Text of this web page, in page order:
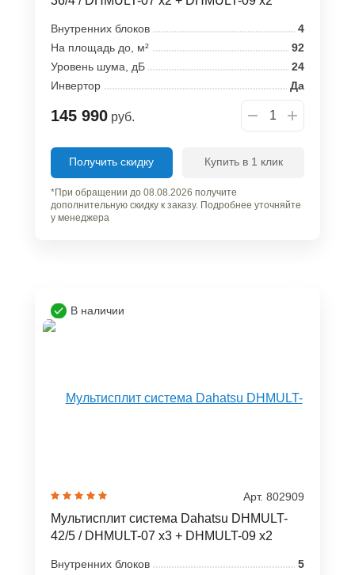
Внутренних блоков
4
На площадь до, м²
92
Уровень шума, дБ
24
Инвертор
Да
145 990 руб.
Получить скидку Купить в 1 клик
*При обращении до 08.08.2026 получите
дополнительную скидку к заказу. Подробнее уточняйте
у менеджера
В наличии
Арт. 802909
Мультисплит система Dahatsu DHMULT-
42/5 / DHMULT-07 x3 + DHMULT-09 x2
Внутренних блоков
5